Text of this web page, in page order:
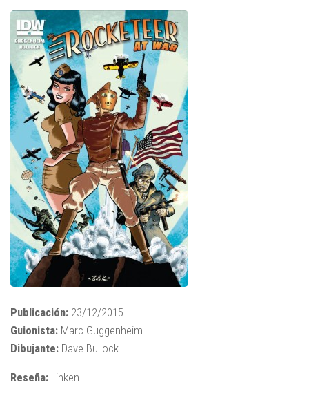
Publicación: 23/12/2015
Guionista: Marc Guggenheim
Dibujante: Dave Bullock
Reseña: Linken